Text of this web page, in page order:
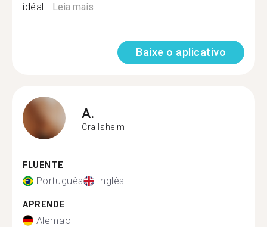
idéal... Leia mais
Baixe o aplicativo
A.
Crailsheim
FLUENTE
Português Inglês
APRENDE
Alemão